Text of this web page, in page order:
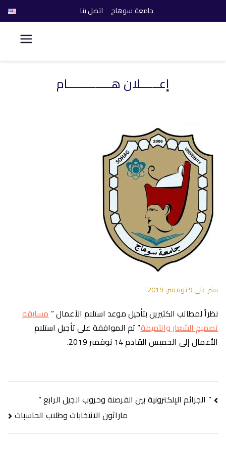
جامعة سوهاج اتصل بنا
كلية الحاسبات والذكاء
الاصطناعي
إعــــــلان هــــــــــــــام
نشر على9 نوفمبر، 2019
نظراً لمطالب الكثيرين بتأجيل موعد استلام الأعمال ”مسابقة
تصميم الشعار والتميمة” تم الموافقة على تأجيل استلام
الأعمال إلى الخميس القادم 14 نوفمبر 2019.
تصفّح
” الجرائم الإلكترونية بين القرصنة وحروب الجيل الرابع “
ماراثون الانتخابات وطلاب الحاسبات